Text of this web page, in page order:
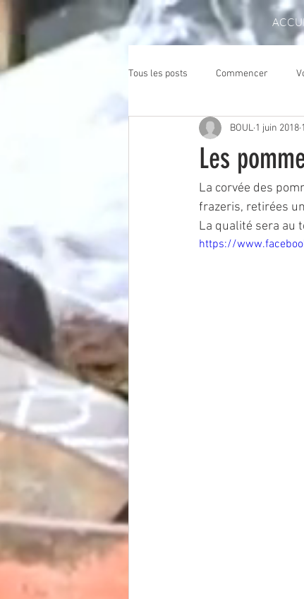
Tous les posts Commencer
Les
BOUL 1 juin 2018
La corvée des
frazeris, retirées
La qualité sera au
https://